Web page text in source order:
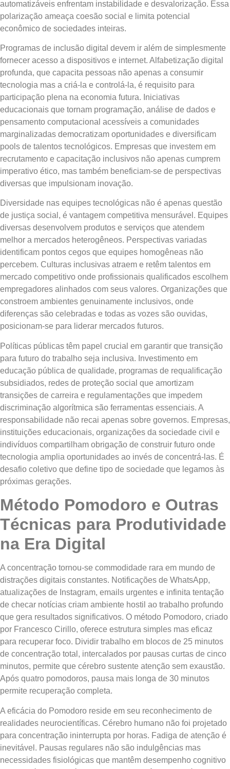
automatizáveis enfrentam instabilidade e desvalorização. Essa
polarização ameaça coesão social e limita potencial
econômico de sociedades inteiras.
Programas de inclusão digital devem ir além de simplesmente
fornecer acesso a dispositivos e internet. Alfabetização digital
profunda, que capacita pessoas não apenas a consumir
tecnologia mas a criá-la e controlá-la, é requisito para
participação plena na economia futura. Iniciativas
educacionais que tornam programação, análise de dados e
pensamento computacional acessíveis a comunidades
marginalizadas democratizam oportunidades e diversificam
pools de talentos tecnológicos. Empresas que investem em
recrutamento e capacitação inclusivos não apenas cumprem
imperativo ético, mas também beneficiam-se de perspectivas
diversas que impulsionam inovação.
Diversidade nas equipes tecnológicas não é apenas questão
de justiça social, é vantagem competitiva mensurável. Equipes
diversas desenvolvem produtos e serviços que atendem
melhor a mercados heterogêneos. Perspectivas variadas
identificam pontos cegos que equipes homogêneas não
percebem. Culturas inclusivas atraem e retêm talentos em
mercado competitivo onde profissionais qualificados escolhem
empregadores alinhados com seus valores. Organizações que
constroem ambientes genuinamente inclusivos, onde
diferenças são celebradas e todas as vozes são ouvidas,
posicionam-se para liderar mercados futuros.
Políticas públicas têm papel crucial em garantir que transição
para futuro do trabalho seja inclusiva. Investimento em
educação pública de qualidade, programas de requalificação
subsidiados, redes de proteção social que amortizam
transições de carreira e regulamentações que impedem
discriminação algorítmica são ferramentas essenciais. A
responsabilidade não recai apenas sobre governos. Empresas,
instituições educacionais, organizações da sociedade civil e
indivíduos compartilham obrigação de construir futuro onde
tecnologia amplia oportunidades ao invés de concentrá-las. É
desafio coletivo que define tipo de sociedade que legamos às
próximas gerações.
Método Pomodoro e Outras
Técnicas para Produtividade
na Era Digital
A concentração tornou-se commodidade rara em mundo de
distrações digitais constantes. Notificações de WhatsApp,
atualizações de Instagram, emails urgentes e infinita tentação
de checar notícias criam ambiente hostil ao trabalho profundo
que gera resultados significativos. O método Pomodoro, criado
por Francesco Cirillo, oferece estrutura simples mas eficaz
para recuperar foco. Dividir trabalho em blocos de 25 minutos
de concentração total, intercalados por pausas curtas de cinco
minutos, permite que cérebro sustente atenção sem exaustão.
Após quatro pomodoros, pausa mais longa de 30 minutos
permite recuperação completa.
A eficácia do Pomodoro reside em seu reconhecimento de
realidades neurocientíficas. Cérebro humano não foi projetado
para concentração ininterrupta por horas. Fadiga de atenção é
inevitável. Pausas regulares não são indulgências mas
necessidades fisiológicas que mantêm desempenho cognitivo